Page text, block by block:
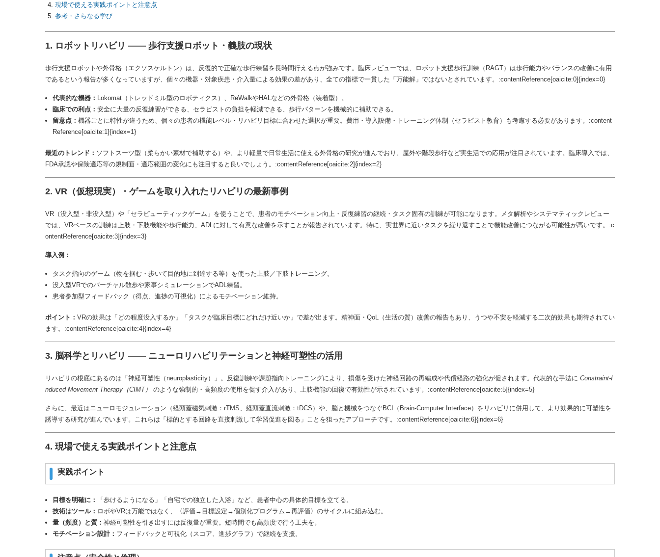
現場で使える実践ポイントと注意点
参考・さらなる学び
1. ロボットリハビリ —— 歩行支援ロボット・義肢の現状
歩行支援ロボットや外骨格（エクソスケルトン）は、反復的で正確な歩行練習を長時間行える点が強みです。臨床レビューでは、ロボット支援歩行訓練（RAGT）は歩行能力やバランスの改善に有用
であるという報告が多くなっていますが、個々の機器・対象疾患・介入量による効果の差があり、全ての指標で一貫した「万能解」ではないとされています。:contentReference[oaicite:0]{index=0}
代表的な機器：
Lokomat（トレッドミル型のロボティクス）、ReWalkやHALなどの外骨格（装着型）。
臨床での利点： 安全に大量の反復練習ができる、セラピストの負担を軽減できる、歩行パターンを機械的に補助できる。
留意点： 機器ごとに特性が違うため、個々の患者の機能レベル・リハビリ目標に合わせた選択が重要。費用・導入設備・トレーニング体制（セラピスト教育）も考慮する必要があります。:content
Reference[oaicite:1]{index=1}
最近のトレンド： ソフトスーツ型（柔らかい素材で補助する）や、より軽量で日常生活に使える外骨格の研究が進んでおり、屋外や階段歩行など実生活での応用が注目されています。臨床導入では、
FDA承認や保険適応等の規制面・適応範囲の変化にも注目すると良いでしょう。:contentReference[oaicite:2]{index=2}
2. VR（仮想現実）・ゲームを取り入れたリハビリの最新事例
VR（没入型・非没入型）や「セラピューティックゲーム」を使うことで、患者のモチベーション向上・反復練習の継続・タスク固有の訓練が可能になります。メタ解析やシステマティックレビュー
では、VRベースの訓練は上肢・下肢機能や歩行能力、ADLに対して有意な改善を示すことが報告されています。特に、実世界に近いタスクを繰り返すことで機能改善につながる可能性が高いです。:c
ontentReference[oaicite:3]{index=3}
導入例：
タスク指向のゲーム（物を掴む・歩いて目的地に到達する等）を使った上肢／下肢トレーニング。
没入型VRでのバーチャル散歩や家事シミュレーションでADL練習。
患者参加型フィードバック（得点、進捗の可視化）によるモチベーション維持。
ポイント： VRの効果は「どの程度没入するか」「タスクが臨床目標にどれだけ近いか」で差が出ます。精神面・QoL（生活の質）改善の報告もあり、うつや不安を軽減する二次的効果も期待されてい
ます。:contentReference[oaicite:4]{index=4}
3. 脳科学とリハビリ —— ニューロリハビリテーションと神経可塑性の活用
リハビリの根底にあるのは「神経可塑性（neuroplasticity）」。反復訓練や課題指向トレーニングにより、損傷を受けた神経回路の再編成や代償経路の強化が促されます。代表的な手法に Constraint-I
nduced Movement Therapy（CIMT）
のような強制的・高頻度の使用を促す介入があり、上肢機能の回復で有効性が示されています。:contentReference[oaicite:5]{index=5}
さらに、最近はニューロモジュレーション（経頭蓋磁気刺激：rTMS、経頭蓋直流刺激：tDCS）や、脳と機械をつなぐBCI（Brain-Computer Interface）をリハビリに併用して、より効果的に可塑性を
誘導する研究が進んでいます。これらは「標的とする回路を直接刺激して学習促進を図る」ことを狙ったアプローチです。:contentReference[oaicite:6]{index=6}
4. 現場で使える実践ポイントと注意点
実践ポイント
目標を明確に：
「歩けるようになる」「自宅での独立した入浴」など、患者中心の具体的目標を立てる。
技術はツール： ロボやVRは万能ではなく、〈評価→目標設定→個別化プログラム→再評価〉のサイクルに組み込む。
量（頻度）と質： 神経可塑性を引き出すには反復量が重要。短時間でも高頻度で行う工夫を。
モチベーション設計： フィードバックと可視化（スコア、進捗グラフ）で継続を支援。